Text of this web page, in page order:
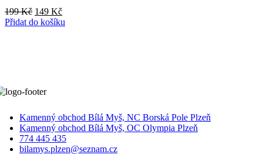
199Kč Původní
cena
149 KčAktuální
cena
Přidat do košíku
Kamenný obchod Bílá Myš, NC Borská Pole Plzeň
Kamenný obchod Bílá Myš, OC Olympia Plzeň
774 445 435
bilamys.plzen@seznam.cz